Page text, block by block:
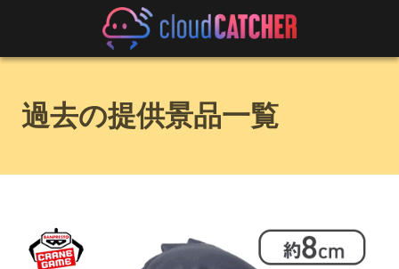
過去の提供景品一覧